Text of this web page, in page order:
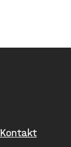
Kontakt